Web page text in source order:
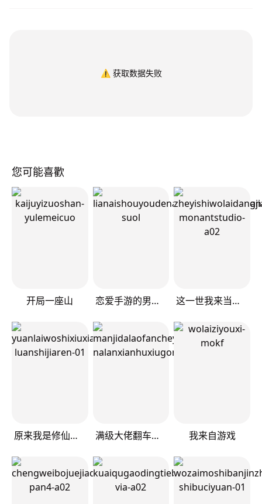
⚠️ 获取数据失败
您可能喜歡
开局一座山 恋爱手游的男主都很危险 这一世我来当家主
原来我是修仙大佬 满级大佬翻车以后 我来自游戏